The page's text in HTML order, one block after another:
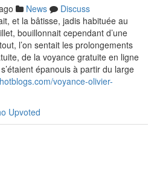
News
Discuss
et la bâtisse, jadis habituée au
bouillonnait cependant d’une
l’on sentait les prolongements
de la voyance gratuite en ligne
épanouis à partir du large
voyance-olivier-
Upvoted